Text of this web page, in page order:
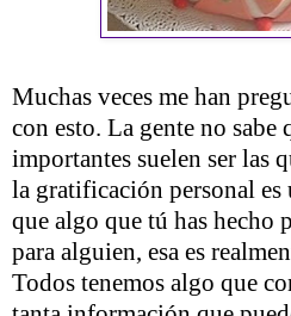
Muchas veces me han
con esto. La gente no sabe
importantes suelen ser las
la gratificación personal es
que algo que tú has hecho
para alguien, esa es
Todos tenemos algo que